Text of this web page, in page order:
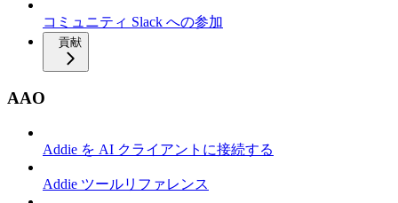
コミュニティ Slack への参加
貢献
AAO
Addie を AI クライアントに接続する
Addie ツールリファレンス